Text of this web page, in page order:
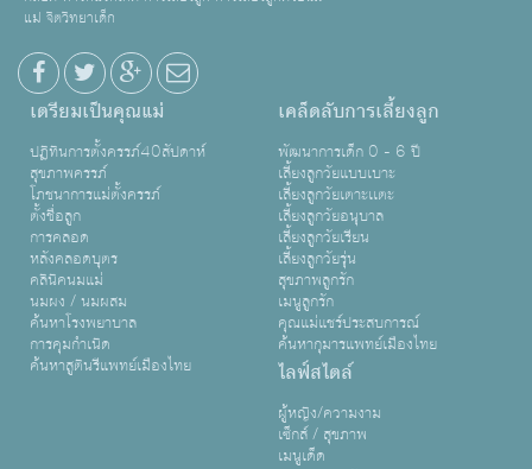
แม่ จิตวิทยาเด็ก
เตรียมเป็นคุณแม่
ปฏิทินการตั้งครรภ์40สัปดาห์
สุขภาพครรภ์
โภชนาการแม่ตั้งครรภ์
ตั้งชื่อลูก
การคลอด
หลังคลอดบุตร
คลินิคนมแม่
นมผง / นมผสม
ค้นหาโรงพยาบาล
การคุมกำเนิด
ค้นหาสูตินรีแพทย์เมืองไทย
เคล็ดลับการเลี้ยงลูก
พัฒนาการเด็ก 0 - 6 ปี
เลี้ยงลูกวัยแบบเบาะ
เลี้ยงลูกวัยเตาะเเตะ
เลี้ยงลูกวัยอนุบาล
เลี้ยงลูกวัยเรียน
เลี้ยงลูกวัยรุ่น
สุขภาพลูกรัก
เมนูลูกรัก
คุณแม่แชร์ประสบการณ์
ค้นหากุมารแพทย์เมืองไทย
ไลฟ์สไตล์
ผู้หญิง/ความงาม
เซ็กส์ / สุขภาพ
เมนูเด็ด